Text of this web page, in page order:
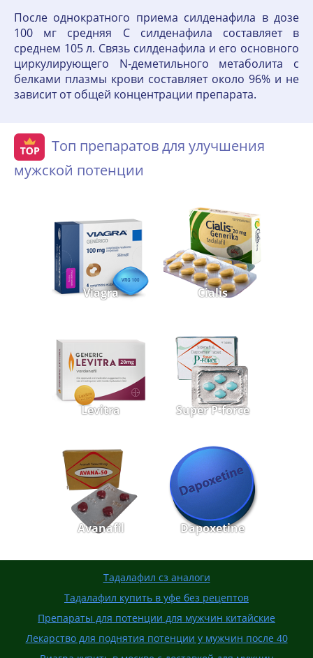
После однократного приема силденафила в дозе
100 мг средняя C силденафила составляет в
среднем 105 л. Связь силденафила и его основного
циркулирующего N-деметильного метаболита с
белками плазмы крови составляет около 96% и не
зависит от общей концентрации препарата.
Топ препаратов для улучшения
мужской потенции
Viagra Cialis
Levitra Super P-force
Avanafil Dapoxetine
Тадалафил сз аналоги
Тадалафил купить в уфе без рецептов
Препараты для потенции для мужчин китайские
Лекарство для поднятия потенции у мужчин после 40